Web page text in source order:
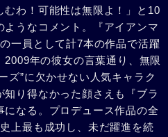
むわ！可能性は無限よ！」と10
うなコメント。『アイアンマ
一員として計7本の作品で活躍
2009年の彼女の言葉通り、無限
ズ”に欠かせない人気キャラク
り得なかった顔さえも『ブラ
になる。プロデュース作品の全
上最も成功し、未だ躍進を続